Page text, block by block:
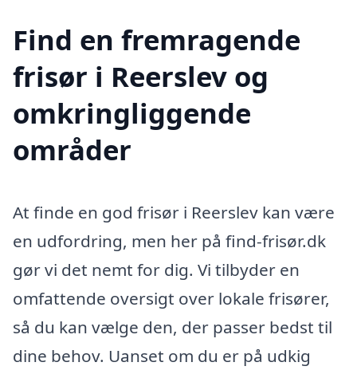
Find en fremragende
frisør i Reerslev og
omkringliggende
områder
At finde en god frisør i Reerslev kan være
en udfordring, men her på find-frisør.dk
gør vi det nemt for dig. Vi tilbyder en
omfattende oversigt over lokale frisører,
så du kan vælge den, der passer bedst til
dine behov. Uanset om du er på udkig